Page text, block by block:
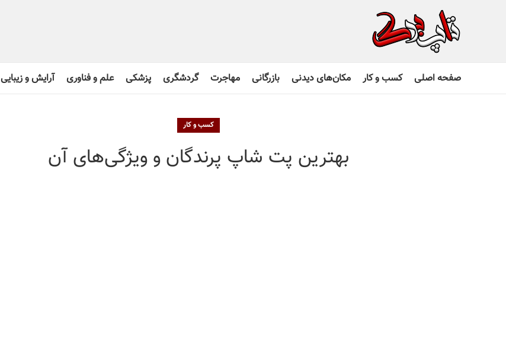
صفحه اصلی کسب و کار مکان‌های دیدنی بازرگانی مهاجرت گردشگری پزشکی علم و فناوری آرایش و زیبایی
کسب و کار
بهترین پت شاپ پرندگان و ویژگی‌های آن